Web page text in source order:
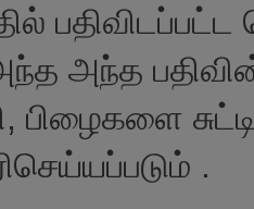
பதிவிடப்பட்ட
அந்த
பிழைகளை
.